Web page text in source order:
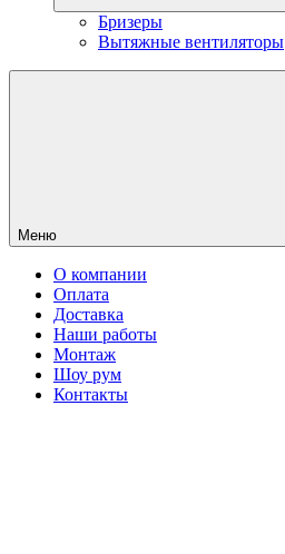
Бризеры
Вытяжные вентиляторы
Меню
О компании
Оплата
Доставка
Наши работы
Монтаж
Шоу рум
Контакты